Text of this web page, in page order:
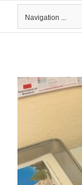
Navigation ...